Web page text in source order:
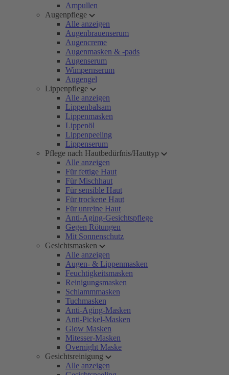
Ampullen
Augenpflege
Alle anzeigen
Augenbrauenserum
Augencreme
Augenmasken & -pads
Augenserum
Wimpernserum
Augengel
Lippenpflege
Alle anzeigen
Lippenbalsam
Lippenmasken
Lippenöl
Lippenpeeling
Lippenserum
Pflege nach Hautbedürfnis/Hauttyp
Alle anzeigen
Für fettige Haut
Für Mischhaut
Für sensible Haut
Für trockene Haut
Für unreine Haut
Anti-Aging-Gesichtspflege
Gegen Rötungen
Mit Sonnenschutz
Gesichtsmasken
Alle anzeigen
Augen- & Lippenmasken
Feuchtigkeitsmasken
Reinigungsmasken
Schlammmasken
Tuchmasken
Anti-Aging-Masken
Anti-Pickel-Masken
Glow Masken
Mitesser-Masken
Overnight Maske
Gesichtsreinigung
Alle anzeigen